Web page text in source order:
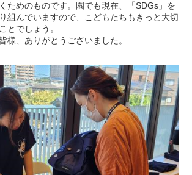
ためのものです。園でも現在、「SDGs」を
組んでいますので、こどもたちもきっと大切
とでしょう。
様、ありがとうございました。